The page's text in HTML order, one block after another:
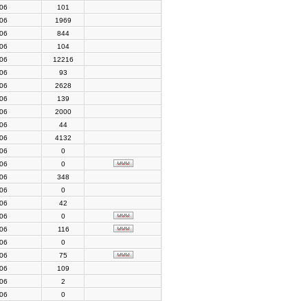
101
1969
844
104
12216
93
2628
139
2000
44
4132
0
0
348
0
42
0
116
0
75
109
2
0